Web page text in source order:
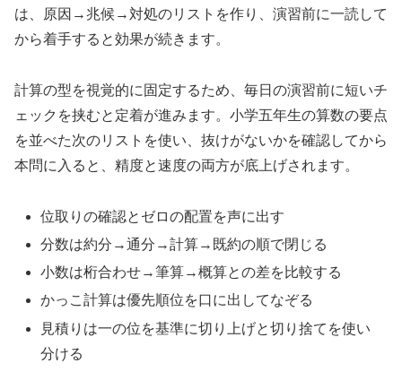
は、原因→兆候→対処のリストを作り、演習前に一読して
から着手すると効果が続きます。
計算の型を視覚的に固定するため、毎日の演習前に短いチ
ェックを挟むと定着が進みます。小学五年生の算数の要点
を並べた次のリストを使い、抜けがないかを確認してから
本問に入ると、精度と速度の両方が底上げされます。
位取りの確認とゼロの配置を声に出す
分数は約分→通分→計算→既約の順で閉じる
小数は桁合わせ→筆算→概算との差を比較する
かっこ計算は優先順位を口に出してなぞる
見積りは一の位を基準に切り上げと切り捨てを使い
分ける